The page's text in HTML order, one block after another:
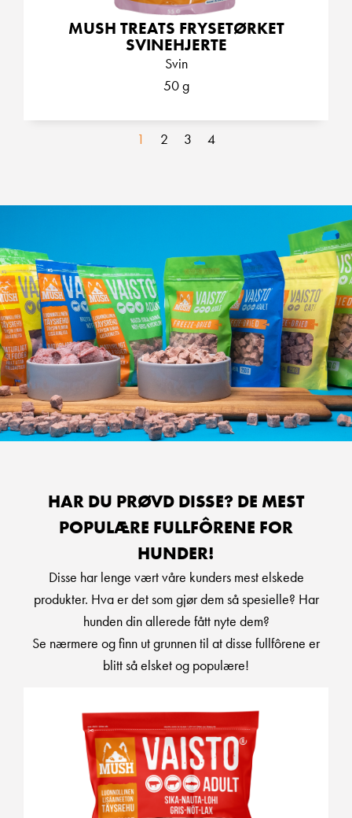
MUSH TREATS FRYSETØRKET
SVINEHJERTE
Svin
50 g
1 2 3 4
HAR DU PRØVD DISSE? DE MEST
POPULÆRE FULLFÔRENE FOR
HUNDER!
Disse har lenge vært våre kunders mest elskede
produkter. Hva er det som gjør dem så spesielle? Har
hunden din allerede fått nyte dem?
Se nærmere og finn ut grunnen til at disse fullfôrene er
blitt så elsket og populære!